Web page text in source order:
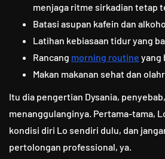
menjaga ritme sirkadian tetap
Batasi asupan kafein dan
Latihan kebiasaan tidur yang
Rancang morning routine yang
Makan makanan sehat dan
Itu dia pengertian Dysania,
menanggulanginya. Pertama-tama,
kondisi diri Lo sendiri dulu, dan
pertolongan professional, ya.